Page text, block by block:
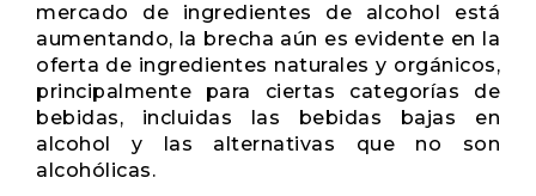
mercado de ingredientes de alcohol está
aumentando, la brecha aún es evidente en la
oferta de ingredientes naturales y orgánicos,
principalmente para ciertas categorías de
bebidas, incluidas las bebidas bajas en
alcohol y las alternativas que no son
alcohólicas.